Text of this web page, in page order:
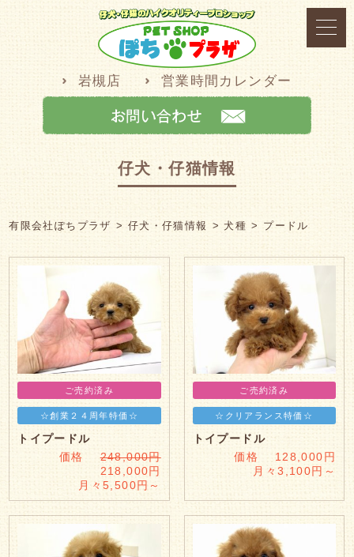
岩槻店 営業時間カレンダー
仔犬・仔猫情報
有限会社ぽちプラザ 仔犬・仔猫情報 犬種 プードル
ご売約済み
☆創業２４周年特価☆
トイプードル
価格248,000円
218,000円
月々5,500円～
ご売約済み
☆クリアランス特価☆
トイプードル
価格 128,000円
月々3,100円～